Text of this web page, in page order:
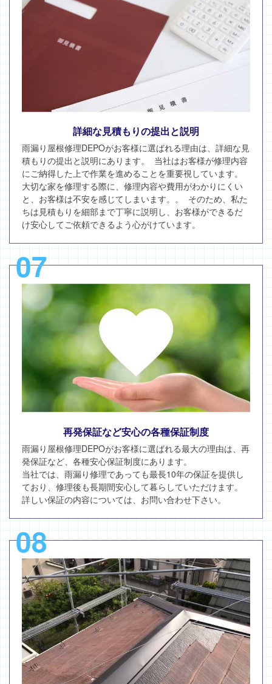
詳細な見積もりの提出と説明
雨漏り屋根修理DEPOがお客様に選ばれる理由は、詳細な見
積もりの提出と説明にあります。 当社はお客様が修理内容
にご納得した上で作業を進めることを重要視しています。
大切な家を修理する際に、修理内容や費用がわかりにくい
と、お客様は不安を感じてしまいます。。 そのため、私た
ちは見積もりを細部まで丁寧に説明し、お客様ができるだ
け安心してご依頼できるよう心がけています。
07
再発保証など安心の各種保証制度
雨漏り屋根修理DEPOがお客様に選ばれる最大の理由は、再
発保証など、各種安心保証制度にあります。
当社では、雨漏り修理であっても最長10年の保証を提供し
ており、修理後も長期間安心して暮らしていただけます。
詳しい保証の内容については、お問い合わせ下さい。
08